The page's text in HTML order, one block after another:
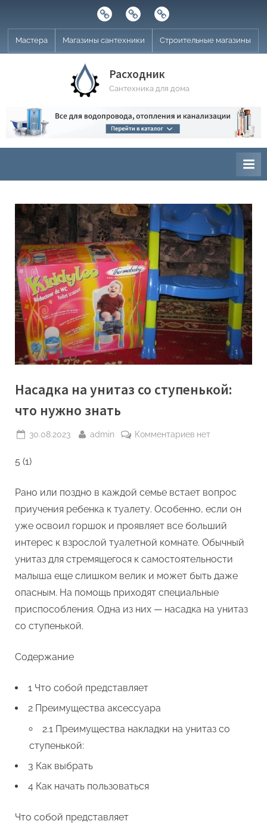
content
Строительные
магазины
МастераМагазины
сантехники
Мастера Магазины сантехники Строительные магазины
Расходник
Сантехника для дома
Насадка на унитаз со ступенькой:
что нужно знать
Posted
30.08.2023 By
admin Комментариевк
унитаз
ступенькой:
что
нужно
знать
нет
5 (1)
Рано или поздно в каждой семье встает вопрос
приучения ребенка к туалету. Особенно, если он
уже освоил горшок и проявляет все больший
интерес к взрослой туалетной комнате. Обычный
унитаз для стремящегося к самостоятельности
малыша еще слишком велик и может быть даже
опасным. На помощь приходят специальные
приспособления. Одна из них — насадка на унитаз
со ступенькой.
Содержание
1 Что собой представляет
2 Преимущества аксессуара
2.1 Преимущества накладки на унитаз со
ступенькой:
3 Как выбрать
4 Как начать пользоваться
Что собой представляет